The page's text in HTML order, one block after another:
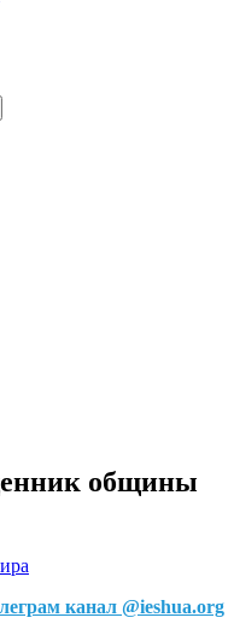
общины
канал @ieshua.org